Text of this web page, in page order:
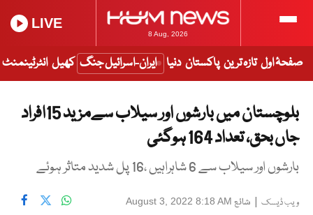
8 Aug, 2026
LIVE
صفحۂ اول تازہ ترین پاکستان دنیا ایران-اسرائیل جنگ کھیل انٹرٹینمنٹ
بلوچستان میں بارشوں اور سیلاب سےمزید 15افراد
جاں بحق، تعداد 164 ہوگئی
بارشوں اور سیلاب سے 6 شاہراہیں ،16 پل شدید متاثر ہوئے
ویب ڈیسک | شائع August 3, 2022 8:18 AM